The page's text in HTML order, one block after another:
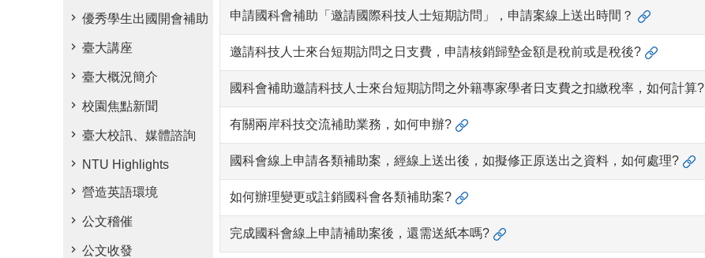
優秀學生出國開會補助
臺大講座
臺大概況簡介
校園焦點新聞
臺大校訊、媒體諮詢
NTU Highlights
營造英語環境
公文稽催
公文收發
申請國科會補助「邀請國際科技人士短期訪問」，申請案線上送出時間？
邀請科技人士來台短期訪問之日支費，申請核銷歸墊金額是稅前或是稅後?
國科會補助邀請科技人士來台短期訪問之外籍專家學者日支費之扣繳稅率，如何計算?
有關兩岸科技交流補助業務，如何申辦?
國科會線上申請各類補助案，經線上送出後，如擬修正原送出之資料，如何處理?
如何辦理變更或註銷國科會各類補助案?
完成國科會線上申請補助案後，還需送紙本嗎?